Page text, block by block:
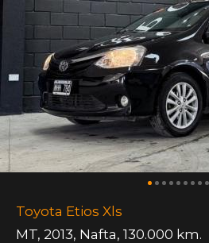
Toyota Etios Xls
MT, 2013, Nafta, 130.000 km.